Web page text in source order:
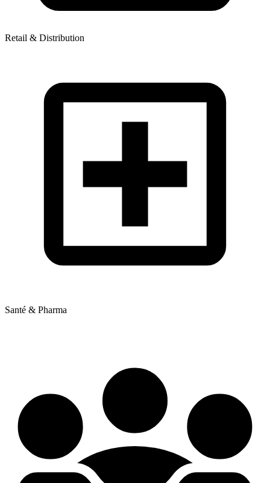
Retail & Distribution
Santé & Pharma